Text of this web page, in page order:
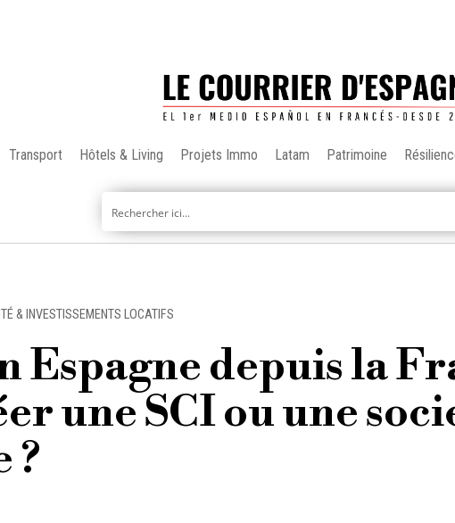
Transport Hôtels & Living Projets Immo Latam Patrimoine
& INVESTISSEMENTS LOCATIFS
Espagne depuis la
une SCI ou une
?